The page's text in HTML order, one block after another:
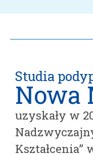
Studia
Nowa
uzyskały w